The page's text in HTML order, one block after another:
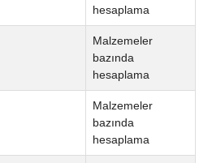
hesaplama
Malzemeler
bazında
hesaplama
Malzemeler
bazında
hesaplama